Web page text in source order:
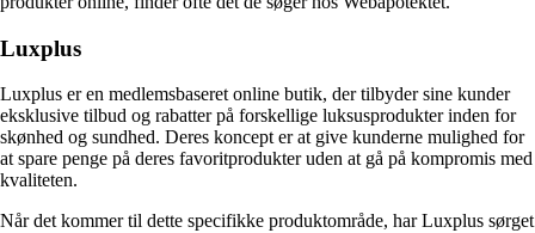
Luxplus
Luxplus er en medlemsbaseret online butik, der tilbyder sine kunder
eksklusive tilbud og rabatter på forskellige luksusprodukter inden for
skønhed og sundhed. Deres koncept er at give kunderne mulighed for
at spare penge på deres favoritprodukter uden at gå på kompromis med
kvaliteten.
Når det kommer til dette specifikke produktområde, har Luxplus sørget